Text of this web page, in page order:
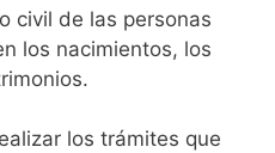
civil de las personas
los nacimientos, los
los trámites que